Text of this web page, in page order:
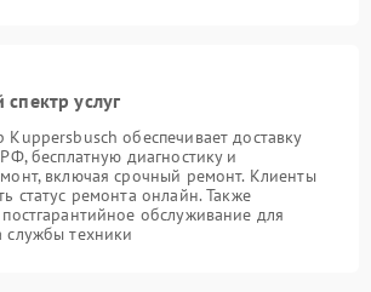
услуг
обеспечивает доставку
бесплатную диагностику и
включая срочный ремонт. Клиенты
статус ремонта онлайн. Также
постгарантийное обслуживание для
службы техники